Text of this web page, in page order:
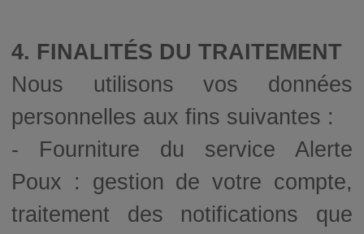
4. FINALITÉS DU TRAITEMENT
Nous utilisons vos données
personnelles aux fins suivantes :
- Fourniture du service Alerte
Poux : gestion de votre compte,
traitement des notifications que